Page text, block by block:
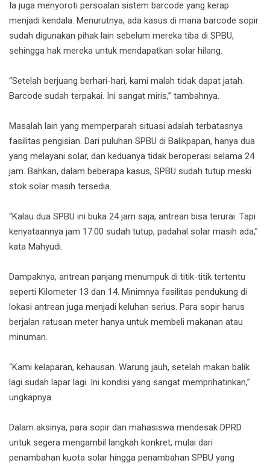
Ia juga menyoroti persoalan sistem barcode yang kerap
menjadi kendala. Menurutnya, ada kasus di mana barcode sopir
sudah digunakan pihak lain sebelum mereka tiba di SPBU,
sehingga hak mereka untuk mendapatkan solar hilang.
“Setelah berjuang berhari-hari, kami malah tidak dapat jatah.
Barcode sudah terpakai. Ini sangat miris,” tambahnya.
Masalah lain yang memperparah situasi adalah terbatasnya
fasilitas pengisian. Dari puluhan SPBU di Balikpapan, hanya dua
yang melayani solar, dan keduanya tidak beroperasi selama 24
jam. Bahkan, dalam beberapa kasus, SPBU sudah tutup meski
stok solar masih tersedia.
“Kalau dua SPBU ini buka 24 jam saja, antrean bisa terurai. Tapi
kenyataannya jam 17.00 sudah tutup, padahal solar masih ada,”
kata Mahyudi.
Dampaknya, antrean panjang menumpuk di titik-titik tertentu
seperti Kilometer 13 dan 14. Minimnya fasilitas pendukung di
lokasi antrean juga menjadi keluhan serius. Para sopir harus
berjalan ratusan meter hanya untuk membeli makanan atau
minuman.
“Kami kelaparan, kehausan. Warung jauh, setelah makan balik
lagi sudah lapar lagi. Ini kondisi yang sangat memprihatinkan,”
ungkapnya.
Dalam aksinya, para sopir dan mahasiswa mendesak DPRD
untuk segera mengambil langkah konkret, mulai dari
penambahan kuota solar hingga penambahan SPBU yang